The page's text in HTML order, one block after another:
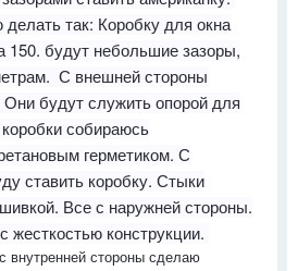
так: Коробку для окна
150. будут небольшие зазоры,
С внешней стороны
Они будут служить опорой для
собираюсь
герметиком. С
ставить коробку. Стыки
Все с наружней стороны.
конструкции.
внутренней стороны сделаю